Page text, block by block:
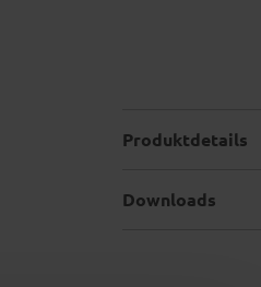
Produktdetails
Downloads